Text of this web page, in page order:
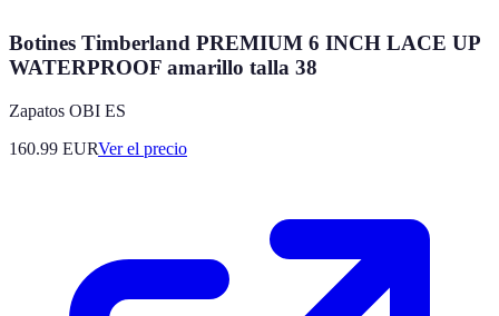
Botines Timberland PREMIUM 6 INCH LACE UP
WATERPROOF amarillo talla 38
Zapatos OBI ES
160.99 EURVer el precio